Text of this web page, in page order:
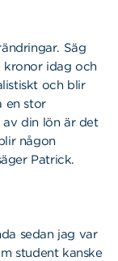
Säg
kronor idag och
och blir
en stor
din lön är det
någon
Patrick.
sedan jag var
student kanske